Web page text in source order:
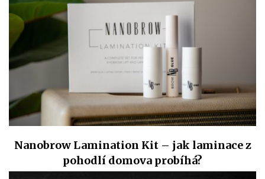
Nanobrow Lamination Kit – jak laminace z
pohodlí domova probíhá?